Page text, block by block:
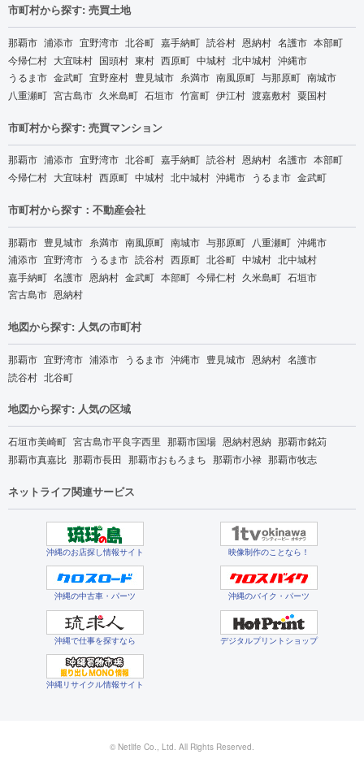
市町村から探す: 売買土地
那覇市 浦添市 宜野湾市 北谷町 嘉手納町 読谷村 恩納村 名護市 本部町
今帰仁村 大宜味村 国頭村 東村 西原町 中城村 北中城村 沖縄市
うるま市 金武町 宜野座村 豊見城市 糸満市 南風原町 与那原町 南城市
八重瀬町 宮古島市 久米島町 石垣市 竹富町 伊江村 渡嘉敷村 粟国村
市町村から探す: 売買マンション
那覇市 浦添市 宜野湾市 北谷町 嘉手納町 読谷村 恩納村 名護市 本部町
今帰仁村 大宜味村 西原町 中城村 北中城村 沖縄市 うるま市 金武町
市町村から探す：不動産会社
那覇市 豊見城市 糸満市 南風原町 南城市 与那原町 八重瀬町 沖縄市
浦添市 宜野湾市 うるま市 読谷村 西原町 北谷町 中城村 北中城村
嘉手納町 名護市 恩納村 金武町 本部町 今帰仁村 久米島町 石垣市
宮古島市 恩納村
地図から探す: 人気の市町村
那覇市 宜野湾市 浦添市 うるま市 沖縄市 豊見城市 恩納村 名護市
読谷村 北谷町
地図から探す: 人気の区域
石垣市美崎町 宮古島市平良字西里 那覇市国場 恩納村恩納 那覇市銘苅
那覇市真嘉比 那覇市長田 那覇市おもろまち 那覇市小禄 那覇市牧志
ネットライフ関連サービス
沖縄のお店探し情報サイト 映像制作のことなら！
沖縄の中古車・パーツ 沖縄のバイク・パーツ
沖縄で仕事を探すなら デジタルプリントショップ
沖縄リサイクル情報サイト
© Netlife Co., Ltd. All Rights Reserved.